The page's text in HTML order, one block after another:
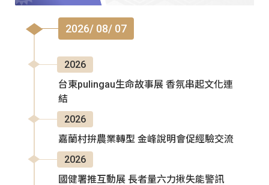
2026/ 08/ 07
2026
台東pulingau生命故事展 香氛串起文化連
結
2026
嘉蘭村拚農業轉型 金峰說明會促經驗交流
2026
國健署推互動展 長者量六力揪失能警訊